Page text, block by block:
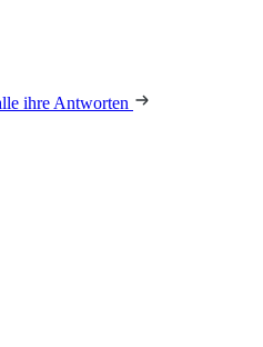
ihre Antworten